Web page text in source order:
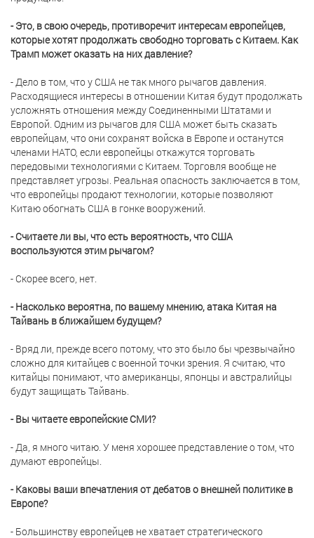
- Это, в свою очередь, противоречит интересам европейцев,
которые хотят продолжать свободно торговать с Китаем. Как
Трамп может оказать на них давление?
- Дело в том, что у США не так много рычагов давления.
Расходящиеся интересы в отношении Китая будут продолжать
усложнять отношения между Соединенными Штатами и
Европой. Одним из рычагов для США может быть сказать
европейцам, что они сохранят войска в Европе и останутся
членами НАТО, если европейцы откажутся торговать
передовыми технологиями с Китаем. Торговля вообще не
представляет угрозы. Реальная опасность заключается в том,
что европейцы продают технологии, которые позволяют
Китаю обогнать США в гонке вооружений.
- Считаете ли вы, что есть вероятность, что США
воспользуются этим рычагом?
- Скорее всего, нет.
- Насколько вероятна, по вашему мнению, атака Китая на
Тайвань в ближайшем будущем?
- Вряд ли, прежде всего потому, что это было бы чрезвычайно
сложно для китайцев с военной точки зрения. Я считаю, что
китайцы понимают, что американцы, японцы и австралийцы
будут защищать Тайвань.
- Вы читаете европейские СМИ?
- Да, я много читаю. У меня хорошее представление о том, что
думают европейцы.
- Каковы ваши впечатления от дебатов о внешней политике в
Европе?
- Большинству европейцев не хватает стратегического